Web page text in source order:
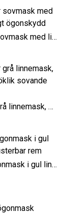
Justerbar sovmask med lila blommigt ögonskydd
Justerbar grå linnemask, Bat man spöklik sovande ögonmask
Elegant ögonmask i gul linne med justerbar rem